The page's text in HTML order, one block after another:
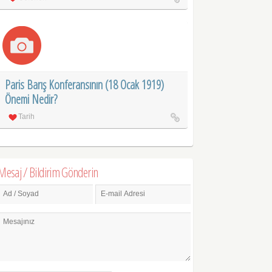
Paris Barış Konferansının (18 Ocak 1919)
Önemi Nedir?
Tarih
/ Bildirim Gönderin
Ad / Soyad E-mail Adresi
Mesajınız